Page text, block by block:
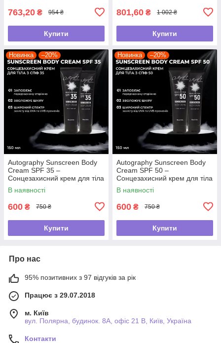
763,20 ₴ 954 ₴
Купити
801,60 ₴ 1 002 ₴
Купити
Новинка –20%
Autography Sunscreen Body
Cream SPF 35 –
Сонцезахисний крем для тіла
з СПФ 35, 150 мл
В наявності
600 ₴ 750 ₴
Купити
Новинка –20%
Autography Sunscreen Body
Cream SPF 50 –
Сонцезахисний крем для тіла
з СПФ 50, 150 мл
В наявності
600 ₴ 750 ₴
Купити
Про нас
95% позитивних з 97 відгуків за рік
Працює з 29.07.2018
м. Київ
вул. Полярна, будинок. 8А, офіс 21 В, Київ, Україна
Контакти